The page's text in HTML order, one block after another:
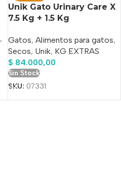
,
Unik Gato Urinary Care X
7.5 Kg + 1.5 Kg
Comprimido Antipulgas
De Regalo!!
Gatos, Alimentos para gatos,
Secos, Unik, KG EXTRAS
$ 84.000,00
Sin Stock
SKU: 07331